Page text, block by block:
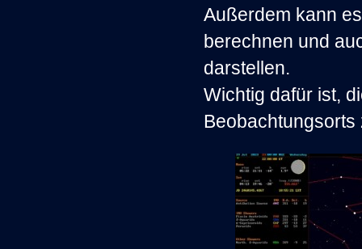
Außerdem kann
berechnen und
darstellen.
Wichtig dafür ist,
Beobachtungsorts